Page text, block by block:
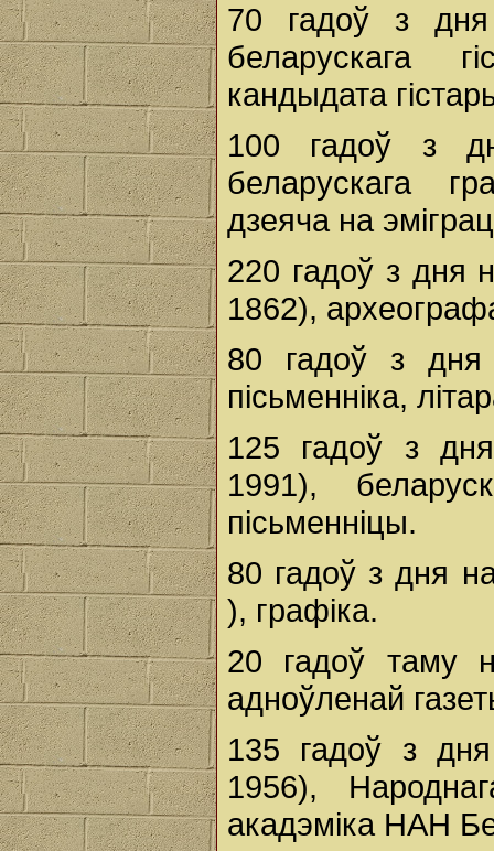
70 гадоў з
беларускага
кандыдата
100 гадоў з
беларускага
дзеяча на
220 гадоў з дня
1862),
80 гадоў з
пісьменніка,
125 гадоў з
1991),
пісьменніцы.
80 гадоў з дня
), графіка.
20 гадоў таму
адноўленай
135 гадоў з
1956),
акадэміка НАН